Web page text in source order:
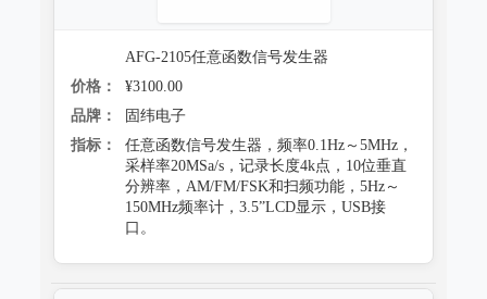
AFG-2105任意函数信号发生器
价格：
¥3100.00
品牌：
固纬电子
指标：
任意函数信号发生器，频率0.1Hz～5MHz，
采样率20MSa/s，记录长度4k点，10位垂直
分辨率，AM/FM/FSK和扫频功能，5Hz～
150MHz频率计，3.5”LCD显示，USB接
口。